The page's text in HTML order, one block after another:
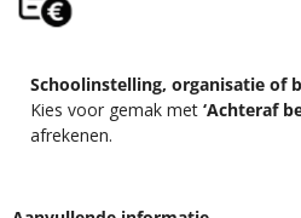
Schoolinstelling, organisatie of
Kies voor gemak met ‘Achteraf
afrekenen.